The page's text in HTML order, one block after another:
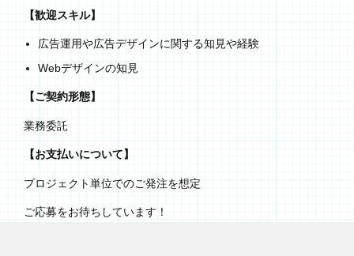
【歓迎スキル】
広告運用や広告デザインに関する知見や経験
Webデザインの知見
【ご契約形態】
業務委託
【お支払いについて】
プロジェクト単位でのご発注を想定
ご応募をお待ちしています！